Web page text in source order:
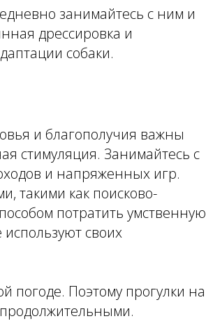
занимайтесь с ним и
дрессировка и
собаки.
и благополучия важны
стимуляция. Занимайтесь с
и напряженных игр.
такими как поисково-
потратить умственную
своих
погоде. Поэтому прогулки на